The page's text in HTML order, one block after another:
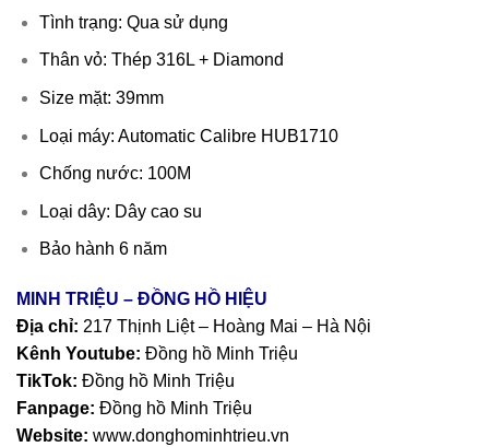
Tình trạng: Qua sử dụng
Thân vỏ: Thép 316L + Diamond
Size mặt: 39mm
Loại máy: Automatic Calibre HUB1710
Chống nước: 100M
Loại dây: Dây cao su
Bảo hành 6 năm
MINH TRIỆU – ĐỒNG HỒ HIỆU
Địa chỉ: 217 Thịnh Liệt – Hoàng Mai – Hà Nội
Kênh Youtube: Đồng hồ Minh Triệu
TikTok: Đồng hồ Minh Triệu
Fanpage: Đồng hồ Minh Triệu
Website: www.donghominhtrieu.vn